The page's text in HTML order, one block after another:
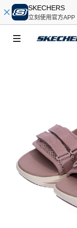
SKECHERS
立刻使用官方APP